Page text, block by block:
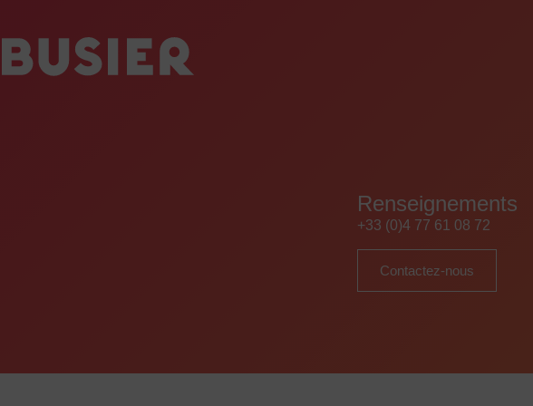
Renseignements
+33 (0)4 77 61 08 72
Contactez-nous